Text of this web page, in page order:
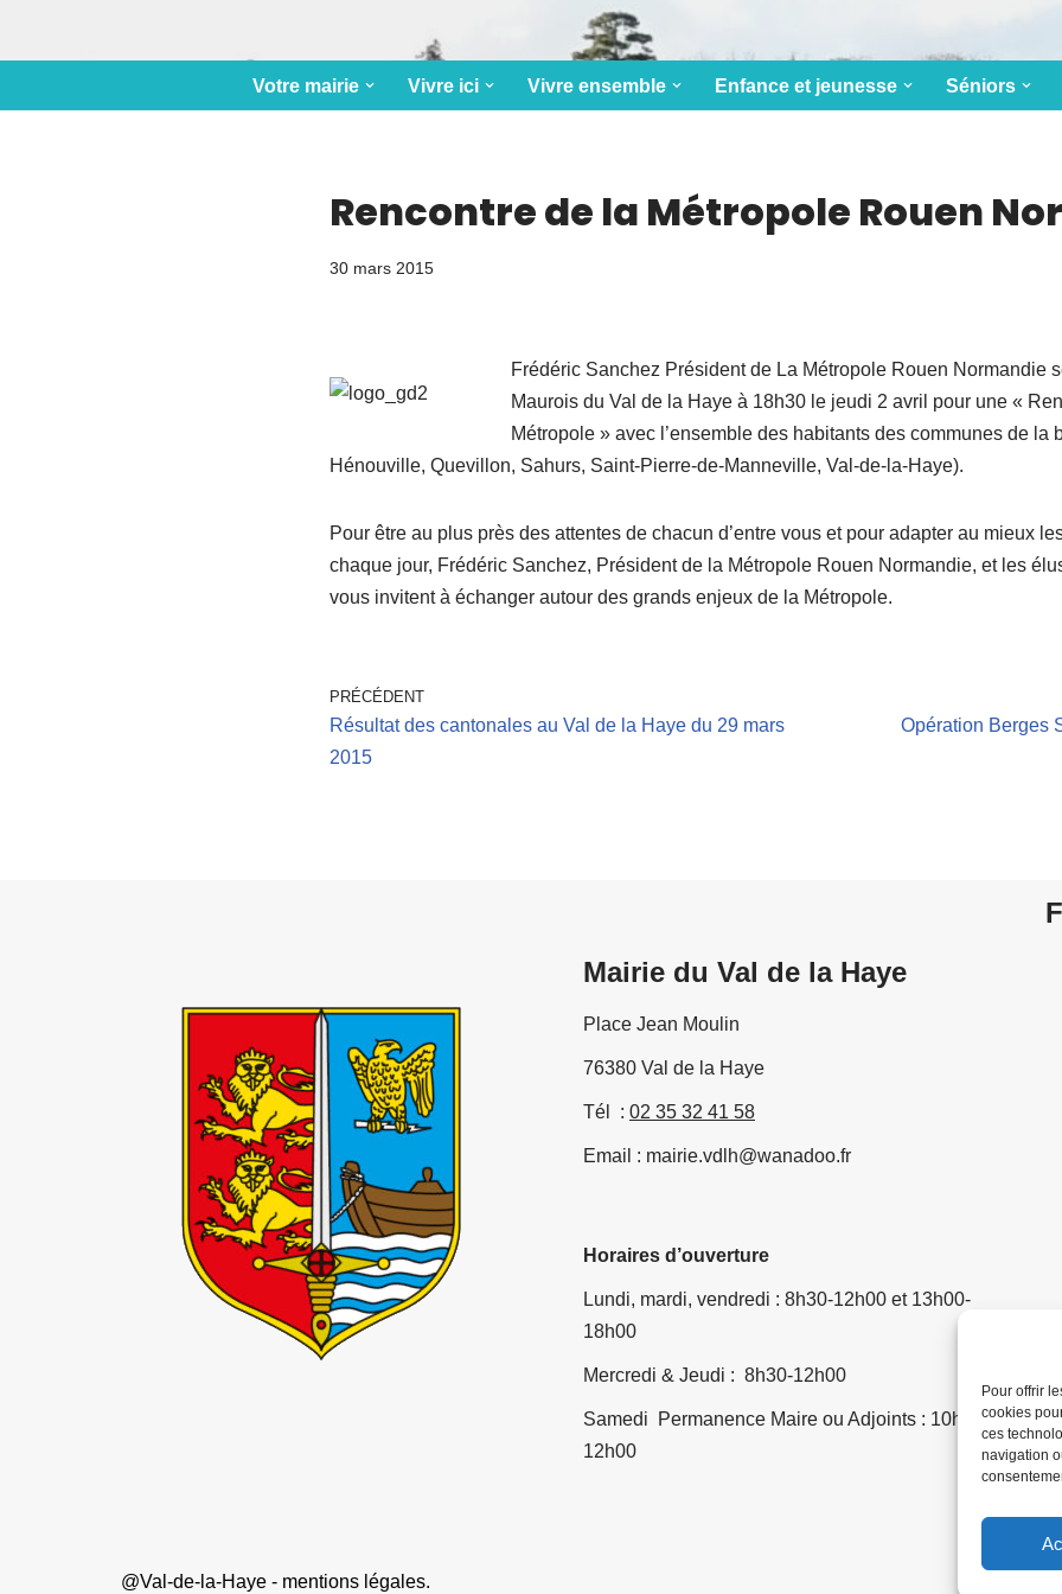
Pour offrir
cookies
ces
navigation
Votre mairie Vivre ici Vivre ensemble Enfance et jeunesse Séniors
Rencontre de la Métropole Rouen
30 mars 2015
Frédéric Sanchez Président de La Métropole Rouen Normandie
Maurois du Val de la Haye à 18h30 le jeudi 2 avril pour une «
Métropole » avec l’ensemble des habitants des communes de la
Hénouville, Quevillon, Sahurs, Saint-Pierre-de-Manneville, Val-de-la-Haye).
Pour être au plus près des attentes de chacun d’entre vous et pour adapter au mieux
chaque jour, Frédéric Sanchez, Président de la Métropole Rouen Normandie, et les
vous invitent à échanger autour des grands enjeux de la Métropole.
PRÉCÉDENT
Résultat des cantonales au Val de la Haye du 29 mars
2015
Opération Berges
Mairie du Val de la Haye
Place Jean Moulin
76380 Val de la Haye
Tél : 02 35 32 41 58
Email : mairie.vdlh@wanadoo.fr
Horaires d’ouverture
Lundi, mardi, vendredi : 8h30-12h00 et 13h00-
18h00
Mercredi & Jeudi : 8h30-12h00
Samedi Permanence Maire ou Adjoints : 10h00-
12h00
@Val-de-la-Haye - mentions légales.